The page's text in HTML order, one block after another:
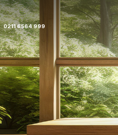
0211 6564 999
0211 6564 999